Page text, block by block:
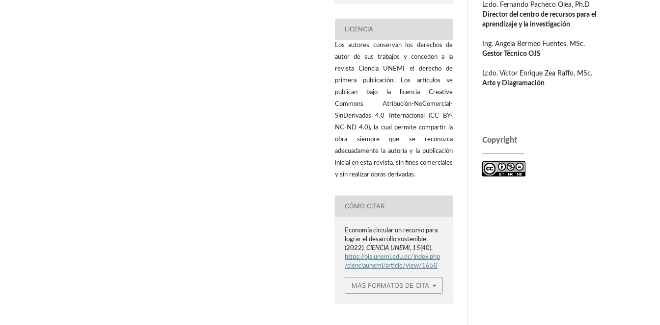
LICENCIA
Los autores conservan los derechos de
autor de sus trabajos y conceden a la
revista Ciencia UNEMI el derecho de
primera publicación. Los artículos se
publican bajo la licencia Creative
Commons Atribución-NoComercial-
SinDerivadas 4.0 Internacional (CC BY-
NC-ND 4.0), la cual permite compartir la
obra siempre que se reconozca
adecuadamente la autoría y la publicación
inicial en esta revista, sin fines comerciales
y sin realizar obras derivadas.
CÓMO CITAR
Economía circular un recurso para
lograr el desarrollo sostenible.
(2022).CIENCIA UNEMI, 15(40).
https://ojs.unemi.edu.ec/index.php
/cienciaunemi/article/view/1650
MÁS FORMATOS DE CITA
Lcdo. Fernando Pacheco Olea, Ph.D
Director del centro de recursos para el
aprendizaje y la investigación
Ing. Angela Bermeo Fuentes, MSc.
Gestor Técnico OJS
Lcdo. Víctor Enrique Zea Raffo, MSc.
Arte y Diagramación
Copyright